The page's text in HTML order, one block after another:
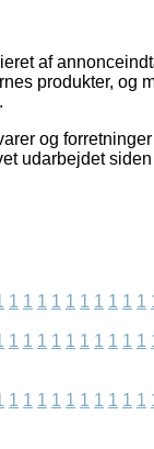
af
produkter, og
og
udarbejdet
1 1 1 1 1 1 1 1 1 1
1 1 1 1 1 1 1 1 1 1
1 1 1 1 1 1 1 1 1 1